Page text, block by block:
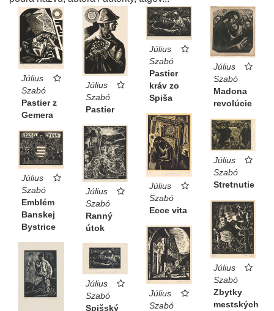
Július
Szabó
Pastier z
Gemera
Július
Szabó
Pastier
Július
Szabó
Pastier
kráv zo
Spiša
Július
Szabó
Madona
revolúcie
Július
Szabó
Ecce vita
Július
Szabó
Stretnutie
Július
Szabó
Ranný
útok
Július
Szabó
Emblém
Banskej
Bystrice
Július
Szabó
Zbytky
mestských
Július
Szabó
Július
Szabó
Spišský